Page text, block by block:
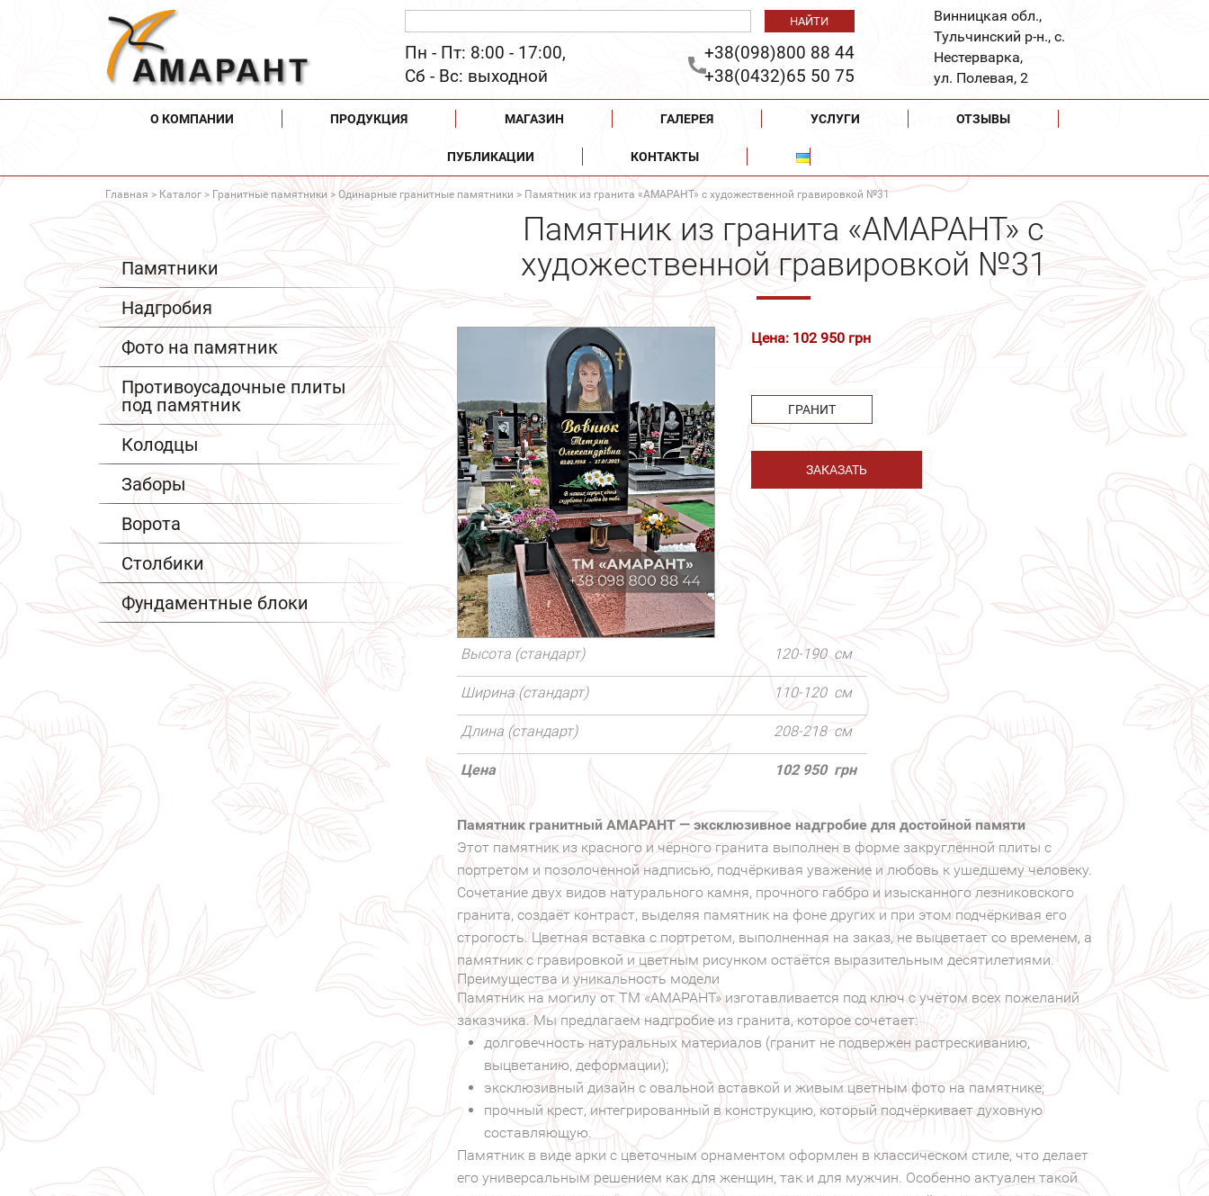
Пн - Пт: 8:00 - 17:00,
Сб - Вс: выходной
+38(098)800 88 44
+38(0432)65 50 75
Винницкая обл.,
Тульчинский р-н., с.
Нестерварка,
ул. Полевая, 2
О КОМПАНИИ ПРОДУКЦИЯ МАГАЗИН ГАЛЕРЕЯ УСЛУГИ ОТЗЫВЫ
ПУБЛИКАЦИИ КОНТАКТЫ
Главная > Каталог > Гранитные памятники > Одинарные гранитные памятники > Памятник из гранита «АМАРАНТ» с художественной гравировкой №31
Памятники
Надгробия
Фото на памятник
Противоусадочные плиты
под памятник
Колодцы
Заборы
Ворота
Столбики
Фундаментные блоки
Памятник из гранита «АМАРАНТ» с
художественной гравировкой №31
Цена: 102 950 грн
ГРАНИТ
ЗАКАЗАТЬ
Высота (стандарт) 120-190 см
Ширина (стандарт) 110-120 см
Длина (стандарт) 208-218 см
Цена 102 950 грн
Памятник гранитный АМАРАНТ — эксклюзивное надгробие для достойной памяти
Этот памятник из красного и чёрного гранита выполнен в форме закруглённой плиты с
портретом и позолоченной надписью, подчёркивая уважение и любовь к ушедшему человеку.
Сочетание двух видов натурального камня, прочного габбро и изысканного лезниковского
гранита, создаёт контраст, выделяя памятник на фоне других и при этом подчёркивая его
строгость. Цветная вставка с портретом, выполненная на заказ, не выцветает со временем, а
памятник с гравировкой и цветным рисунком остаётся выразительным десятилетиями.
Преимущества и уникальность модели
Памятник на могилу от ТМ «АМАРАНТ» изготавливается под ключ с учётом всех пожеланий
заказчика. Мы предлагаем надгробие из гранита, которое сочетает:
долговечность натуральных материалов (гранит не подвержен растрескиванию,
выцветанию, деформации);
эксклюзивный дизайн с овальной вставкой и живым цветным фото на памятнике;
прочный крест, интегрированный в конструкцию, который подчёркивает духовную
составляющую.
Памятник в виде арки с цветочным орнаментом оформлен в классическом стиле, что делает
его универсальным решением как для женщин, так и для мужчин. Особенно актуален такой